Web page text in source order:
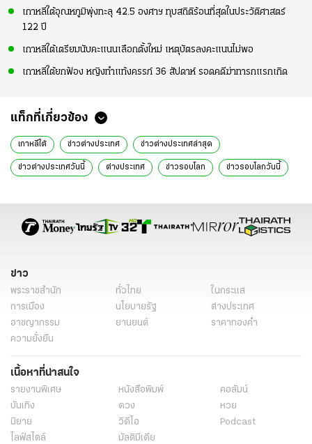
เกาหลีใต้อุณหภูมิพุ่งทะลุ 42.5 องศาฯ ทุบสถิติร้อนที่สุดในประวัติศาสตร์
122 ปี
เกาหลีใต้เตรียมนับคะแนนเลือกตั้งใหม่ เหตุบัตรลงคะแนนไม่พอ
เกาหลีใต้ยกฟ้อง หญิงทำแท้งครรภ์ 36 สัปดาห์ รอดคดีฆ่าทารกแรกเกิด
แท็กที่เกี่ยวข้อง
เกาหลีใต้ ข่าวต่างประเทศ ข่าวต่างประเทศล่าสุด
ข่าวต่างประเทศวันนี้ ต่างประเทศ ข่าวรอบโลก ข่าวรอบโลกวันนี้
ข่าว
พระราชสำนัก ทั่วไทย
ในกระแส
การเมือง
นโยบายรัฐ
ต่างประเทศ
อาชญากรรม
ยานยนต์
ราคาทองคำ
ความยั่งยืน
เนื้อหาที่น่าสนใจ
รายงานพิเศษ หนังสือพิมพ์
คอลัมน์
บันเทิง
ดวง
หวย
นิยาย
วิดีโอ
Podcast
ไลฟ์สไตล์
มัลติมีเดีย